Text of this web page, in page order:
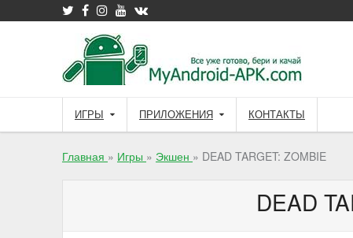
to
ИГРЫ ПРИЛОЖЕНИЯ КОНТАКТЫ
Главная » Игры » Экшен » DEAD TARGET: ZOMBIE
DEAD